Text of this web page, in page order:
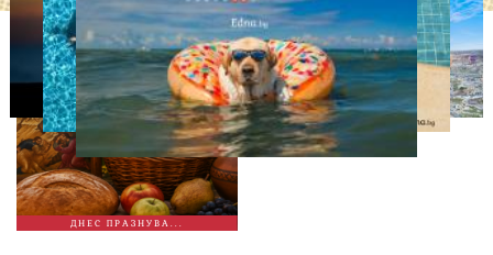
ДНЕС ПРАЗНУВА...
ДНЕС ПРАЗНУВАТ
Преображение Господне:
Какви са поверията за
този свят ден